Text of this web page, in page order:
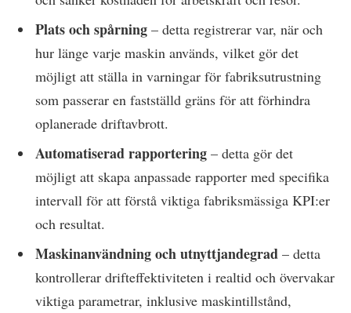
Plats och spårning – detta registrerar var, när och
hur länge varje maskin används, vilket gör det
möjligt att ställa in varningar för fabriksutrustning
som passerar en fastställd gräns för att förhindra
oplanerade driftavbrott.
Automatiserad rapportering – detta gör det
möjligt att skapa anpassade rapporter med specifika
intervall för att förstå viktiga fabriksmässiga KPI:er
och resultat.
Maskinanvändning och utnyttjandegrad – detta
kontrollerar drifteffektiviteten i realtid och övervakar
viktiga parametrar, inklusive maskintillstånd,